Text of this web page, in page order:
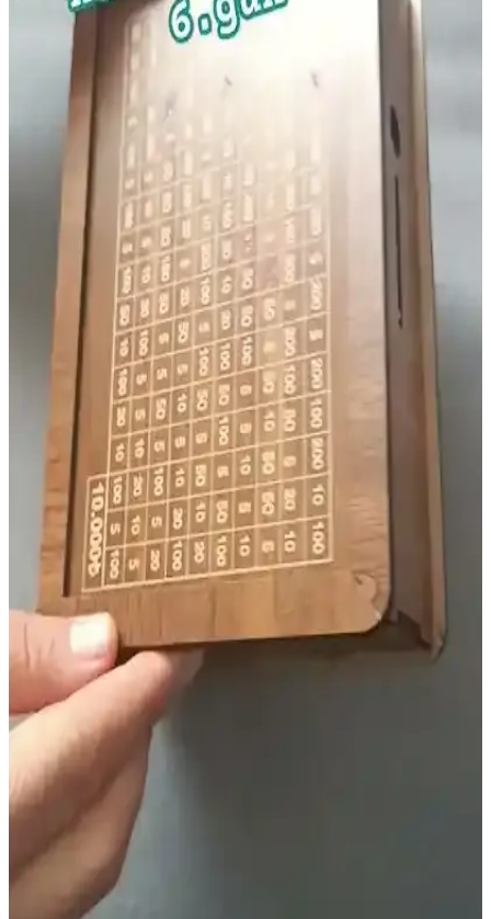
Cocopops, tatlı ve gevrek yapısıyla çocuklar ve yetişkinler arasında
popüler olan pratik kahvaltılık gevrektir. Şeker içeriği yüksek olsa
da, çeşitli sütlerle uyum sağlar ve hızlı kahvaltı seçeneği sunar.
Oralet Muzlu Ürünler: Tatlı ve Serinletici Yaz
Atıştırmalıkları
Oralet muzlu ürünler, muz aroması ve tatlılıkla sıcak havalarda
serinlik ve lezzet sunar. Çeşitli ambalaj ve form seçenekleriyle
çocuklar ve gençler arasında popüler olan bu atıştırmalıklar, yaz
aylarının vazgeçilmezleri arasında yer alır.
Barbie Doğum Günü Pastası: Renkli ve Temalı
Çocuklar İçin Eğlenceli Seçenekler
Renkli ve temalı Barbie doğum günü pastası, çocukların hayal
dünyasını canlandıran ve kutlamalara renk katan eğlenceli bir
seçenek olup, güvenli malzemelerle hazırlanır.
IKEA Sirk Çadırı: Çocuklar İçin Güvenli ve
Eğlenceli Oyun Alanı Seçenekleri
IKEA'nın çocuklar ve aileler için sunduğu sirk çadırı, dayanıklı
malzemeleri ve kolay kurulumu ile güvenli eğlence sağlar. Hem iç
hem de dış mekan kullanımı için uygun, taşınabilir ve uygun fiyatlı
bir oyun alanıdır.
Sağlıklı ve Çocuklara Uygun Atıştırmalık
Seçenekleri Günlük Tüketim İpuçlarıyla
Sağlıklı ve çocuklara uygun atıştırmalıklar, düşük şeker ve katkısız
ürünlerle günlük beslenmede güvenle tüketilebilir. Doğal ve taze
ürünler tercih edilerek sağlıklı yaşam desteklenir.
Çocuklar İçin Lazımlık Seçenekleri ve Püf
Noktaları: Modeller, Fiyatlar ve Satın Alma İpuçları
Çocuklar için lazımlık seçiminde modeller, fiyatlar ve güvenlik ön
plandadır. Taşınabilir, katlanır ve klozet tipi seçenekler ebeveynlere
pratik çözümler sunar, eğlenceli tasarımlar ise eğitim sürecini
kolaylaştırır.
Hedef Kumbara ile Çocuklarda Finansal